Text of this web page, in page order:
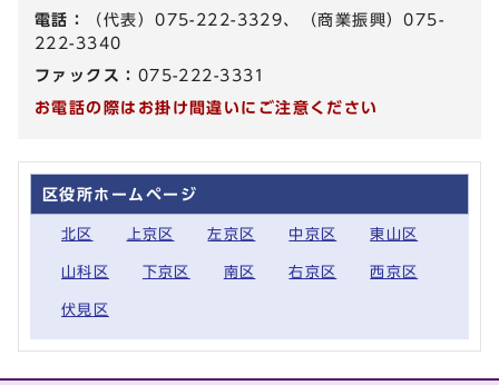
電話：
（代表）075-222-3329、（商業振興）075-
222-3340
ファックス： 075-222-3331
お電話の際はお掛け間違いにご注意ください
区役所ホームページ
北区 上京区 左京区 中京区 東山区
山科区 下京区 南区 右京区 西京区
伏見区